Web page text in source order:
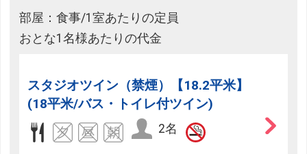
部屋：食事/1室あたりの定員
おとな1名様あたりの代金
スタジオツイン（禁煙）【18.2平米】
(18平米/バス・トイレ付ツイン)
2名